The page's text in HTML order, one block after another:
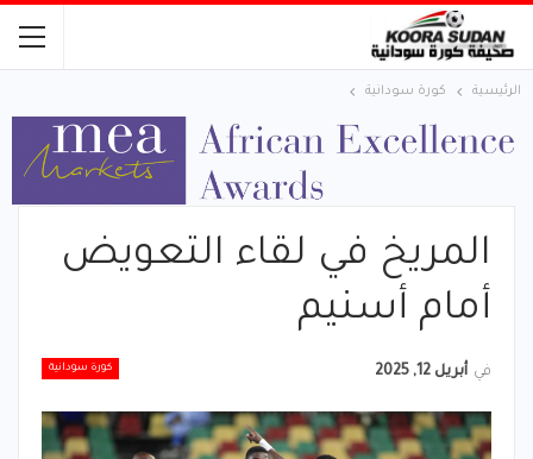
الرئيسية كورة سودانية
المريخ في لقاء التعويض
أمام أسنيم
كورة سودانية في أبريل 12, 2025